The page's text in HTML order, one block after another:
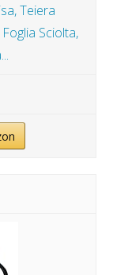
Teiera
Sciolta,